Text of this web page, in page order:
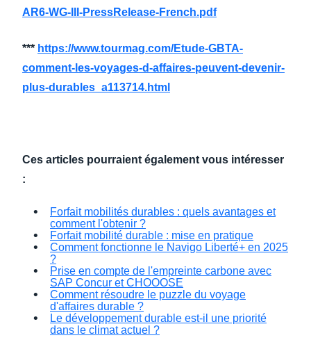
AR6-WG-III-PressRelease-French.pdf
*** https://www.tourmag.com/Etude-GBTA-
comment-les-voyages-d-affaires-peuvent-devenir-
plus-durables_a113714.html
Ces articles pourraient également vous intéresser
:
Forfait mobilités durables : quels avantages et
comment l'obtenir ?
Forfait mobilité durable : mise en pratique
Comment fonctionne le Navigo Liberté+ en 2025
?
Prise en compte de l'empreinte carbone avec
SAP Concur et CHOOOSE
Comment résoudre le puzzle du voyage
d'affaires durable ?
Le développement durable est-il une priorité
dans le climat actuel ?